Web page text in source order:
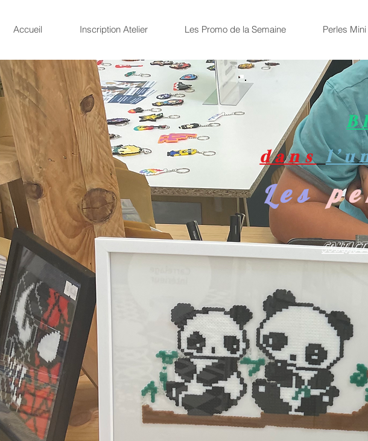
Accueil Inscription Atelier Les Promo de la Semaine Perles
dans
Les